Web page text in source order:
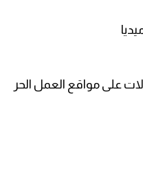
على مواقع العمل الحر